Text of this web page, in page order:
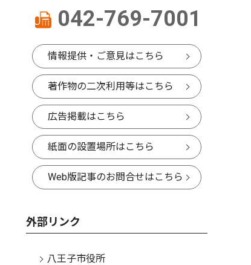
042-769-7001
情報提供・ご意見はこちら
著作物の二次利用等はこちら
広告掲載はこちら
紙面の設置場所はこちら
Web版記事のお問合せはこちら
外部リンク
八王子市役所